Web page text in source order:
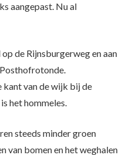
aangepast. Nu al
de Rijnsburgerweg en aan
kant van de wijk bij de
het hommeles.
steeds minder groen
van bomen en het weghalen